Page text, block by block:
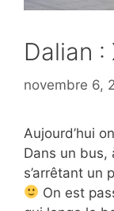
Dalian :
novembre 6,
Aujourd’hui
Dans un bus,
s’arrêtant un
On est